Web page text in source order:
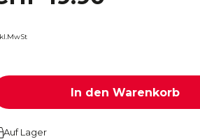
In den Warenkorb
Auf Lager